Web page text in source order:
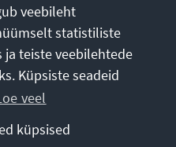
veebileht
statistiliste
ja teiste veebilehtede
Küpsiste seadeid
veel
küpsised